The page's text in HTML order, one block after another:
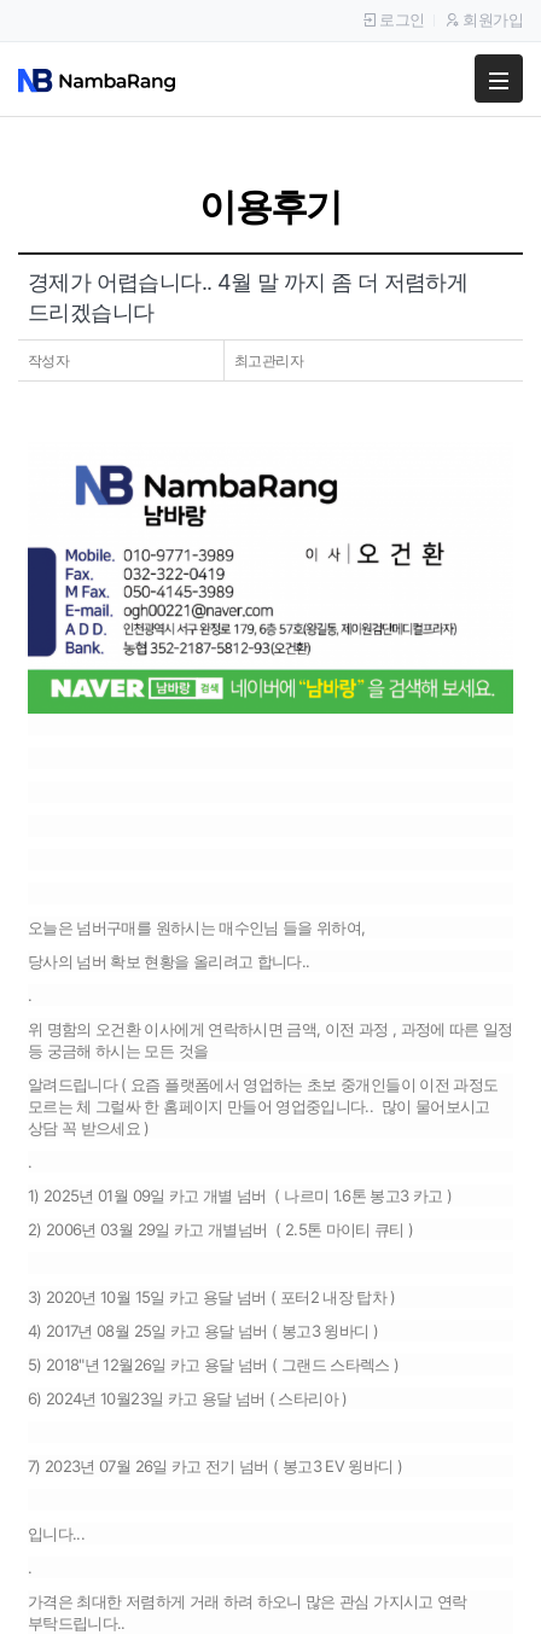
팔고
공지사항
이용후기
로그인 회원가입
이용후기
경제가 어렵습니다.. 4월 말 까지 좀 더 저렴하게
드리겠습니다
작성자 최고관리자
오늘은 넘버구매를 원하시는 매수인님 들을 위하여,
당사의 넘버 확보 현황을 올리려고 합니다..
.
위 명함의 오건환 이사에게 연락하시면 금액, 이전 과정 , 과정에 따른 일정
등 궁금해 하시는 모든 것을
알려드립니다 ( 요즘 플랫폼에서 영업하는 초보 중개인들이 이전 과정도
모르는 체 그럴싸 한 홈페이지 만들어 영업중입니다.. 많이 물어보시고
상담 꼭 받으세요 )
.
1) 2025년 01월 09일 카고 개별 넘버 ( 나르미 1.6톤 봉고3 카고 )
2) 2006년 03월 29일 카고 개별넘버 ( 2.5톤 마이티 큐티 )
3) 2020년 10월 15일 카고 용달 넘버 ( 포터2 내장 탑차 )
4) 2017년 08월 25일 카고 용달 넘버 ( 봉고3 윙바디 )
5) 2018"년 12월26일 카고 용달 넘버 ( 그랜드 스타렉스 )
6) 2024년 10월23일 카고 용달 넘버 ( 스타리아 )
7) 2023년 07월 26일 카고 전기 넘버 ( 봉고3 EV 윙바디 )
입니다...
.
가격은 최대한 저렴하게 거래 하려 하오니 많은 관심 가지시고 연락
부탁드립니다..